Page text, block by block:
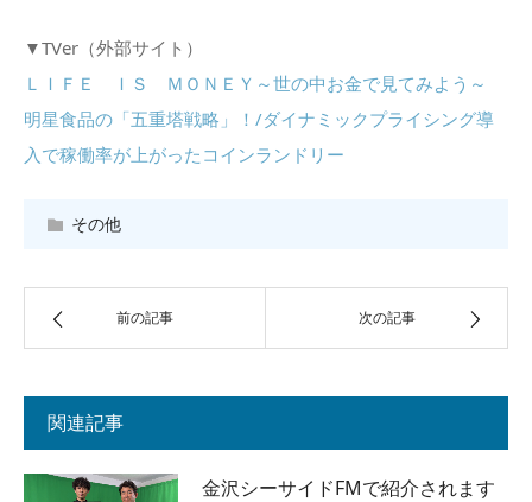
▼TVer（外部サイト）
ＬＩＦＥ ＩＳ ＭＯＮＥＹ～世の中お金で見てみよう～
明星食品の「五重塔戦略」！/ダイナミックプライシング導
入で稼働率が上がったコインランドリー
その他
前の記事 次の記事
関連記事
金沢シーサイドFMで紹介されます